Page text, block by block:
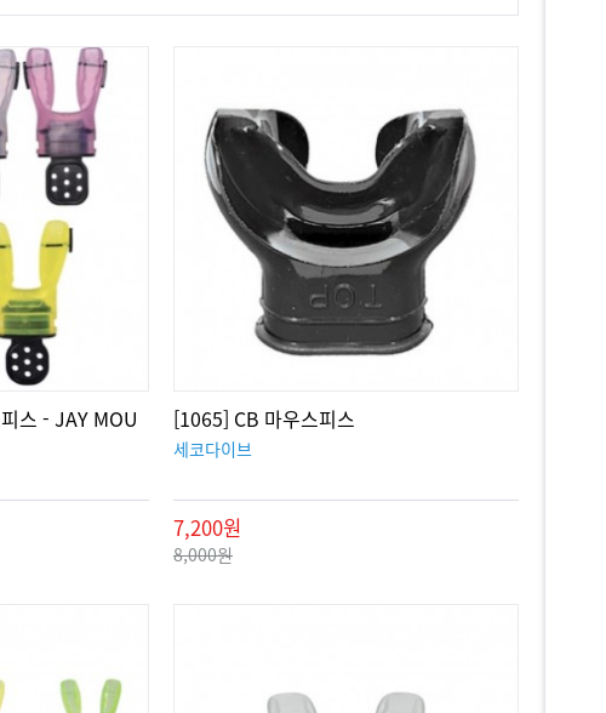
스 - JAY MOU
[1065] CB 마우스피스
세코다이브
7,200원
8,000원